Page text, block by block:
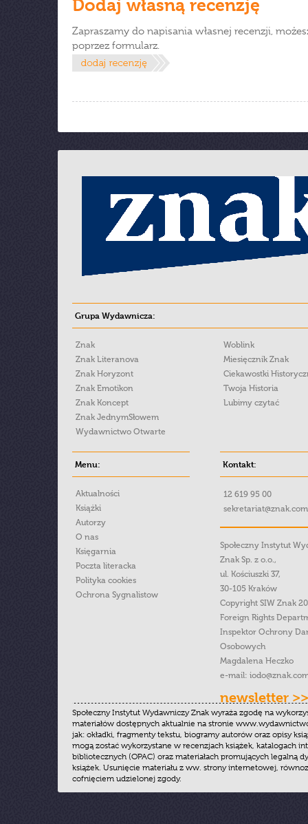
Dodaj własną recenzję
Zapraszamy do napisania własnej recenzji,
poprzez formularz.
Grupa Wydawnicza:
Znak
Znak Literanova
Znak Horyzont
Znak Emotikon
Znak Koncept
Znak JednymSłowem
Wydawnictwo Otwarte
Woblink
Miesięcznik Znak
Ciekawostki
Twoja Historia
Lubimy czytać
Menu:
Aktualności
Książki
Autorzy
O nas
Księgarnia
Poczta literacka
Polityka cookies
Ochrona Sygnalistow
Kontakt:
12 619 95 00
Społeczny Instytut
Znak Sp. z o.o.,
ul. Kościuszki 37,
30-105 Kraków
Copyright SIW Znak
Foreign Rights
Inspektor Ochrony
Osobowych
Magdalena Heczko
e-mail:
newsletter >>
Społeczny Instytut Wydawniczy Znak wyraża zgodę na
materiałów dostępnych aktualnie na stronie
jak: okładki, fragmenty tekstu, biogramy autorów oraz opisy
mogą zostać wykorzystane w recenzjach książek, katalogach
bibliotecznych (OPAC) oraz materiałach promujących legalną
książek. Usunięcie materiału z ww. strony internetowej,
cofnięciem udzielonej zgody.